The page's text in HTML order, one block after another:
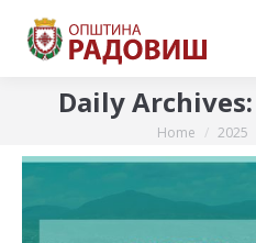
Daily Archives:
You are here:
Home 2025